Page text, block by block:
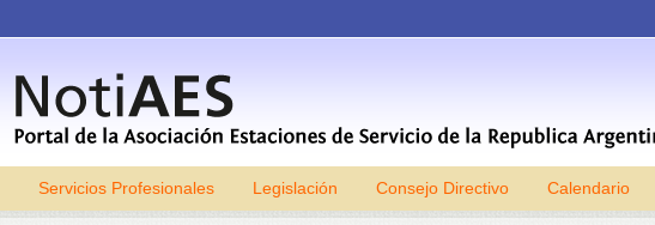
Skip to content
Servicios Profesionales Legislación Consejo Directivo Calendario